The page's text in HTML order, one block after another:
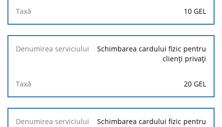
10 GEL
Schimbarea cardului fizic pentru
clienți privați
20 GEL
Schimbarea cardului fizic pentru